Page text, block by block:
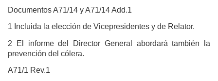
Documentos A71/14 y A71/14 Add.1
1 Incluida la elección de Vicepresidentes y de Relator.
2 El informe del Director General abordará también la
prevención del cólera.
A71/1 Rev.1